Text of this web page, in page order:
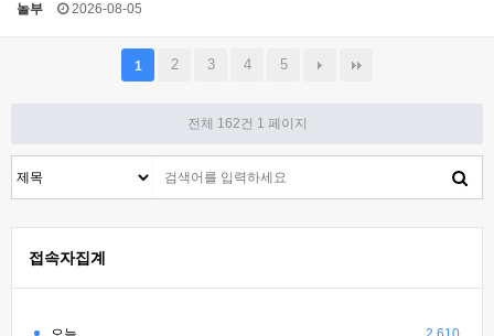
놀부 2026-08-05
1 2 3 4 5
전체 162건 1 페이지
접속자집계